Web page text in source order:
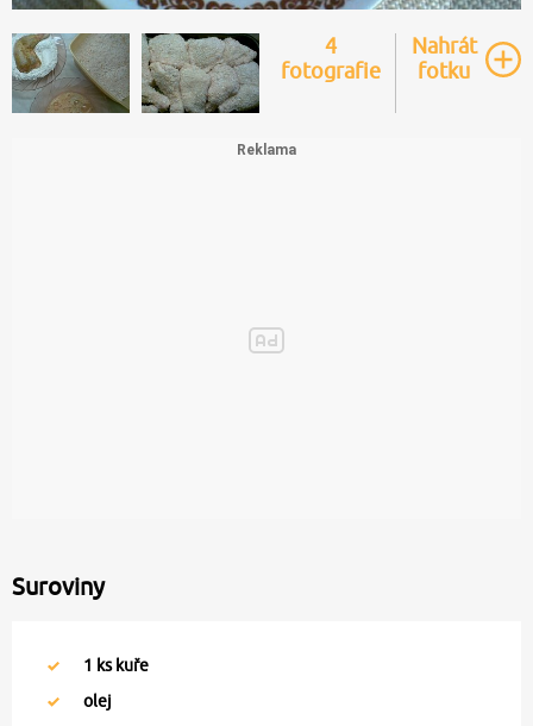
4
fotografie
Nahrát
fotku
Suroviny
1 ks kuře
olej